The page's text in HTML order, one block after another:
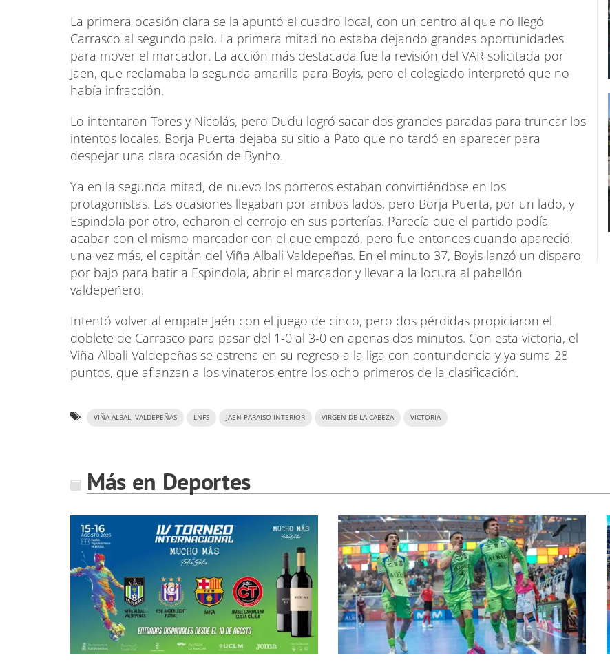
La primera ocasión clara se la apuntó el cuadro local, con un centro al que no llegó
Carrasco al segundo palo. La primera mitad no estaba dejando grandes oportunidades
para mover el marcador. La acción más destacada fue la revisión del VAR solicitada por
Jaen, que reclamaba la segunda amarilla para Boyis, pero el colegiado interpretó que no
había infracción.
Lo intentaron Tores y Nicolás, pero Dudu logró sacar dos grandes paradas para truncar los
intentos locales. Borja Puerta dejaba su sitio a Pato que no tardó en aparecer para
despejar una clara ocasión de Bynho.
Ya en la segunda mitad, de nuevo los porteros estaban convirtiéndose en los
protagonistas. Las ocasiones llegaban por ambos lados, pero Borja Puerta, por un lado, y
Espindola por otro, echaron el cerrojo en sus porterías. Parecía que el partido podía
acabar con el mismo marcador con el que empezó, pero fue entonces cuando apareció,
una vez más, el capitán del Viña Albali Valdepeñas. En el minuto 37, Boyis lanzó un disparo
por bajo para batir a Espindola, abrir el marcador y llevar a la locura al pabellón
valdepeñero.
Intentó volver al empate Jaén con el juego de cinco, pero dos pérdidas propiciaron el
doblete de Carrasco para pasar del 1-0 al 3-0 en apenas dos minutos. Con esta victoria, el
Viña Albali Valdepeñas se estrena en su regreso a la liga con contundencia y ya suma 28
puntos, que afianzan a los vinateros entre los ocho primeros de la clasificación.
VIÑA ALBALI VALDEPEÑAS LNFS JAEN PARAISO INTERIOR VIRGEN DE LA CABEZA VICTORIA
Más en Deportes